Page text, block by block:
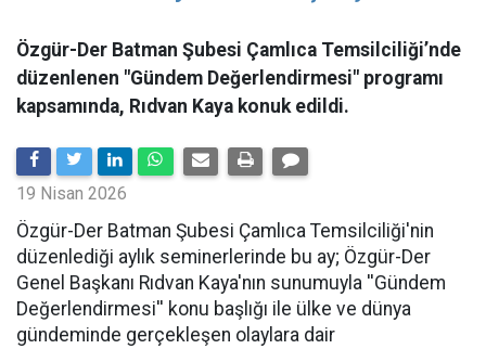
Özgür-Der Batman Şubesi Çamlıca Temsilciliği’nde
düzenlenen "Gündem Değerlendirmesi" programı
kapsamında, Rıdvan Kaya konuk edildi.
19 Nisan 2026
​Özgür-Der Batman Şubesi Çamlıca Temsilciliği'nin
düzenlediği aylık seminerlerinde bu ay; Özgür-Der
Genel Başkanı Rıdvan Kaya'nın sunumuyla ''Gündem
Değerlendirmesi'' konu başlığı ile ülke ve dünya
gündeminde gerçekleşen olaylara dair